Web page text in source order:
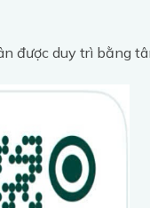
được duy trì bằng